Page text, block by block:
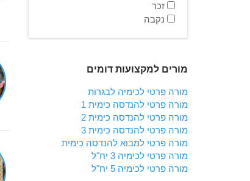
זכר
נקבה
מורים למקצועות דומים
מורה פרטי לכימיה לבגרות
מורה פרטי להנדסה כימית 1
מורה פרטי להנדסה כימית 2
מורה פרטי להנדסה כימית 3
מורה פרטי למבוא להנדסה כימית
מורה פרטי לכימיה 3 יח"ל
מורה פרטי לכימיה 5 יח"ל